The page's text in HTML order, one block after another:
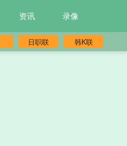
资讯 录像
日职联
韩K联